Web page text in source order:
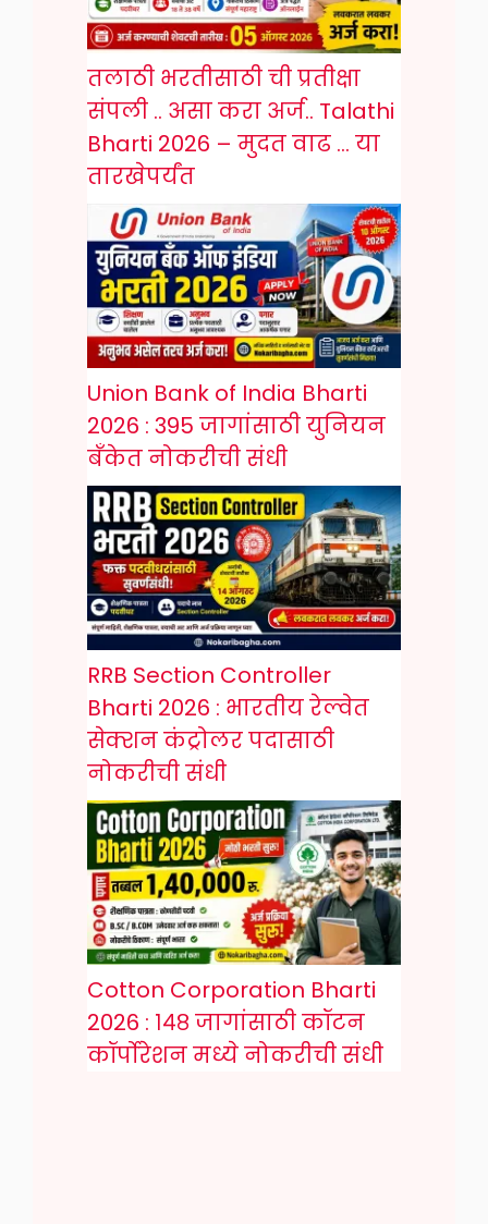
तलाठी भरतीसाठी ची प्रतीक्षा
संपली .. असा करा अर्ज.. Talathi
Bharti 2026 – मुदत वाढ … या
तारखेपर्यंत
Union Bank of India Bharti
2026 : 395 जागांसाठी युनियन
बँकेत नोकरीची संधी
RRB Section Controller
Bharti 2026 : भारतीय रेल्वेत
सेक्शन कंट्रोलर पदासाठी
नोकरीची संधी
Cotton Corporation Bharti
2026 : १४८ जागांसाठी कॉटन
कॉर्पोरेशन मध्ये नोकरीची संधी